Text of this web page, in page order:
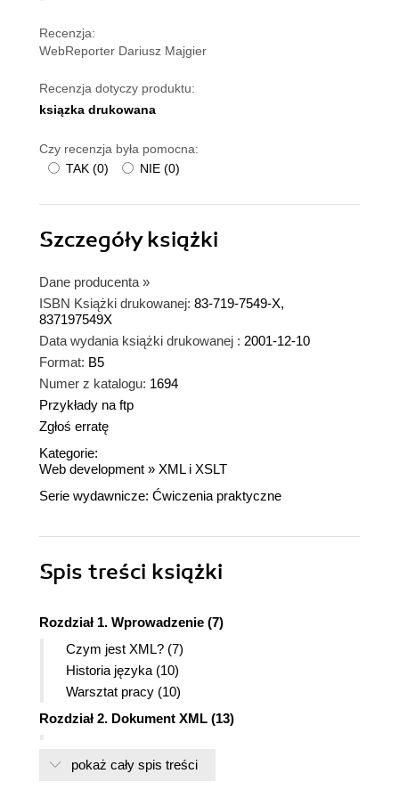
Recenzja:
WebReporter Dariusz Majgier
Recenzja dotyczy produktu:
ksiązka drukowana
Czy recenzja była pomocna:
TAK (0) NIE (0)
Szczegółyksiążki
Dane producenta »
ISBN Książki drukowanej: 83-719-7549-X,
837197549X
Data wydania książki drukowanej : 2001-12-10
Format: B5
Numer z katalogu: 1694
Przykłady na ftp
Zgłoś erratę
Kategorie:
Web development » XML i XSLT
Serie wydawnicze: Ćwiczenia praktyczne
Spis treści książki
Rozdział 1. Wprowadzenie (7)
Czym jest XML? (7)
Historia języka (10)
Warsztat pracy (10)
Rozdział 2. Dokument XML (13)
Element główny dokumentu (16)
pokaż cały spis treści